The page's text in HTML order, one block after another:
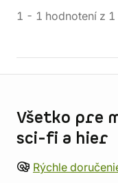
1 - 1 hodnotení z 1
Všetko pre
sci-fi a hier
Rýchle